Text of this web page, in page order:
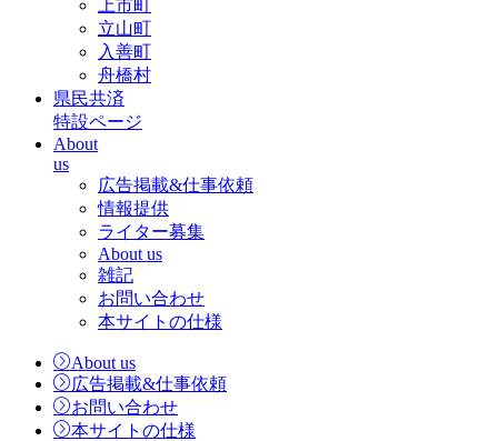
上市町
立山町
入善町
舟橋村
県民共済
特設ページ
About
us
広告掲載&仕事依頼
情報提供
ライター募集
About us
雑記
お問い合わせ
本サイトの仕様
About us
広告掲載&仕事依頼
お問い合わせ
本サイトの仕様